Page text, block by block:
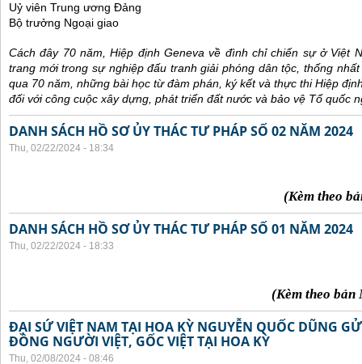
Uỷ viên Trung ương Đảng
Bộ trưởng Ngoại giao
Cách đây 70 năm, Hiệp định Geneva về đình chỉ chiến sự ở Việt
trang mới trong sự nghiệp đấu tranh giải phóng dân tộc, thống
qua 70 năm, những bài học từ đàm phán, ký kết và thực thi Hiệp
đối với công cuộc xây dựng, phát triển đất nước và bảo vệ Tổ quốc
DANH SÁCH HỒ SƠ ỦY THÁC TƯ PHÁP SỐ 02 NĂM 2024
Thu, 02/22/2024 - 18:34
(Kèm theo
DANH SÁCH HỒ SƠ ỦY THÁC TƯ PHÁP SỐ 01 NĂM 2024
Thu, 02/22/2024 - 18:33
(Kèm theo bản
ĐẠI SỨ VIỆT NAM TẠI HOA KỲ NGUYỄN QUỐC DŨNG
ĐỒNG NGƯỜI VIỆT, GỐC VIỆT TẠI HOA KỲ
Thu, 02/08/2024 - 08:46